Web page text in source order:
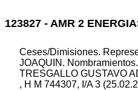
123827 - AMR 2
Ceses/Dimisiones.
JOAQUIN.
TRESGALLO GUSTAVO
, H M 744307, I/A 3